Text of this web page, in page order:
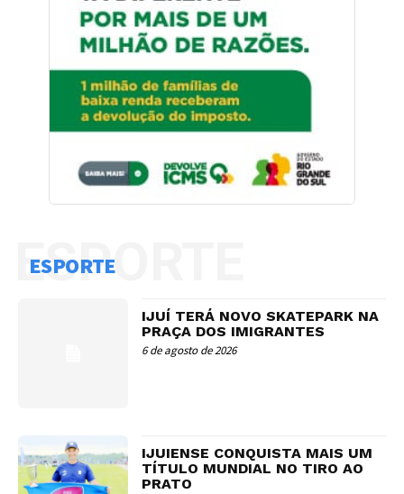
ESPORTE
ESPORTE
IJUÍ TERÁ NOVO SKATEPARK NA
PRAÇA DOS IMIGRANTES
6 de agosto de 2026
IJUIENSE CONQUISTA MAIS UM
TÍTULO MUNDIAL NO TIRO AO
PRATO